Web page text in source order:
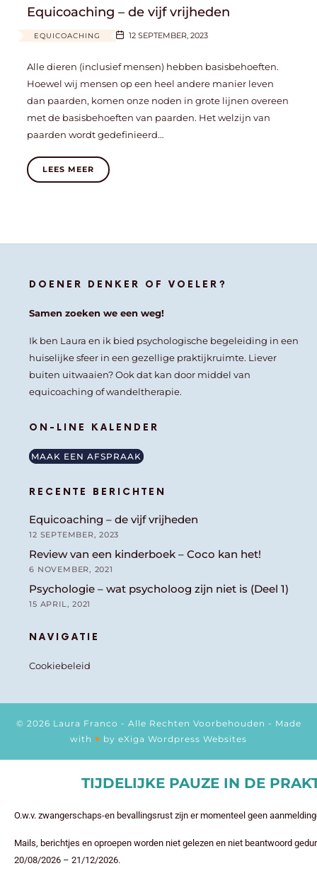
Equicoaching – de vijf vrijheden
EQUICOACHING 12 SEPTEMBER, 2023
Alle dieren (inclusief mensen) hebben basisbehoeften.
Hoewel wij mensen op een heel andere manier leven
dan paarden, komen onze noden in grote lijnen overeen
met de basisbehoeften van paarden. Het welzijn van
paarden wordt gedefinieerd…
LEES MEER
DOENER DENKER OF VOELER?
Samen zoeken we een weg!
Ik ben Laura en ik bied psychologische begeleiding in een
huiselijke sfeer in een gezellige praktijkruimte. Liever
buiten uitwaaien? Ook dat kan door middel van
equicoaching of wandeltherapie.
ON-LINE KALENDER
MAAK EEN AFSPRAAK
RECENTE BERICHTEN
Equicoaching – de vijf vrijheden
12 SEPTEMBER, 2023
Review van een kinderboek – Coco kan het!
6 NOVEMBER, 2021
Psychologie – wat psycholoog zijn niet is (Deel 1)
15 APRIL, 2021
NAVIGATIE
Cookiebeleid
© 2026 Laura Franco - Alle Rechten Voorbehouden - Made
with ♥ by eXiga Wordpress Websites
TIJDELIJKE PAUZE IN DE
O.w.v. zwangerschaps-en bevallingsrust zijn er momenteel geen
Mails, berichtjes en oproepen worden niet gelezen en niet beantwoord
20/08/2026 – 21/12/2026.